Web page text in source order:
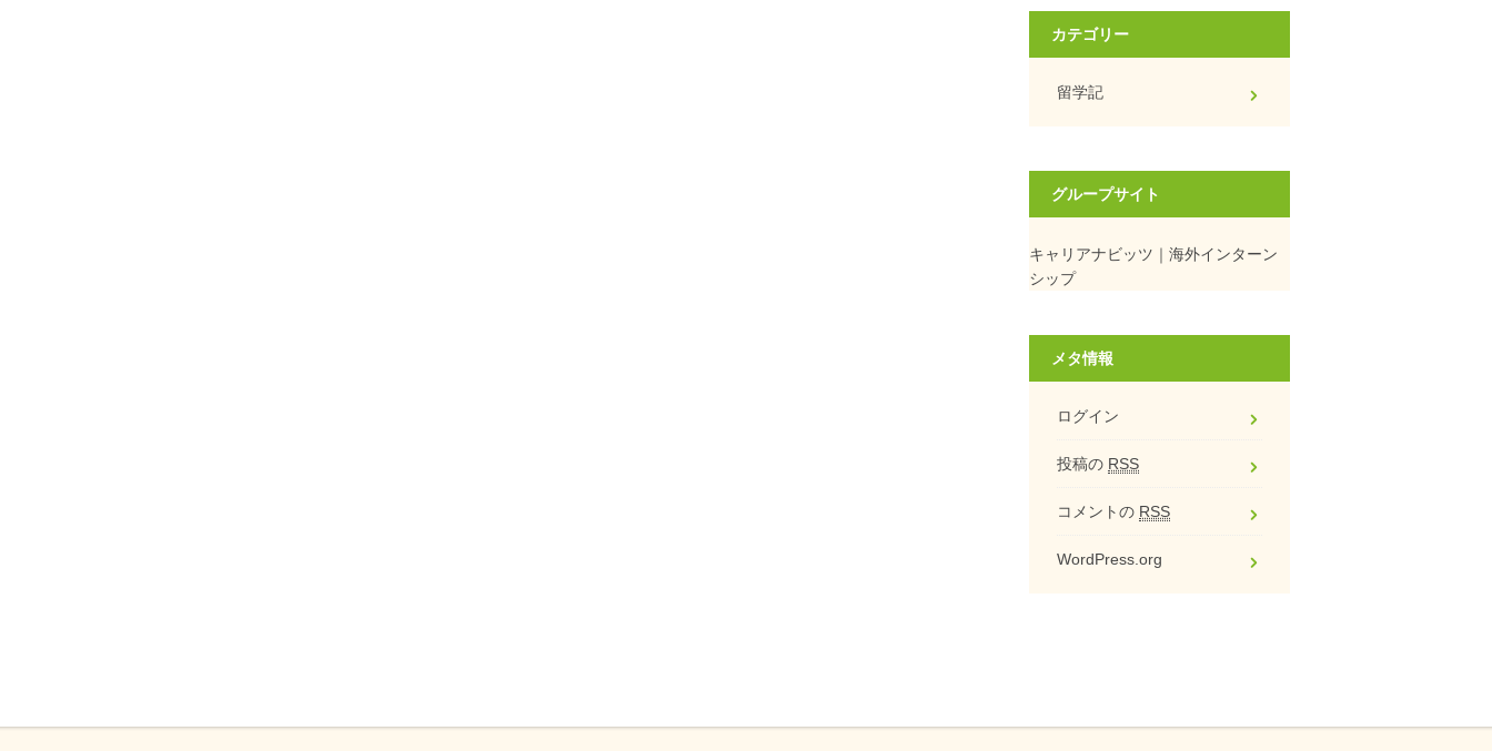
カテゴリー
留学記
グループサイト
キャリアナビッツ｜海外インターン
シップ
メタ情報
ログイン
投稿の RSS
コメントの RSS
WordPress.org